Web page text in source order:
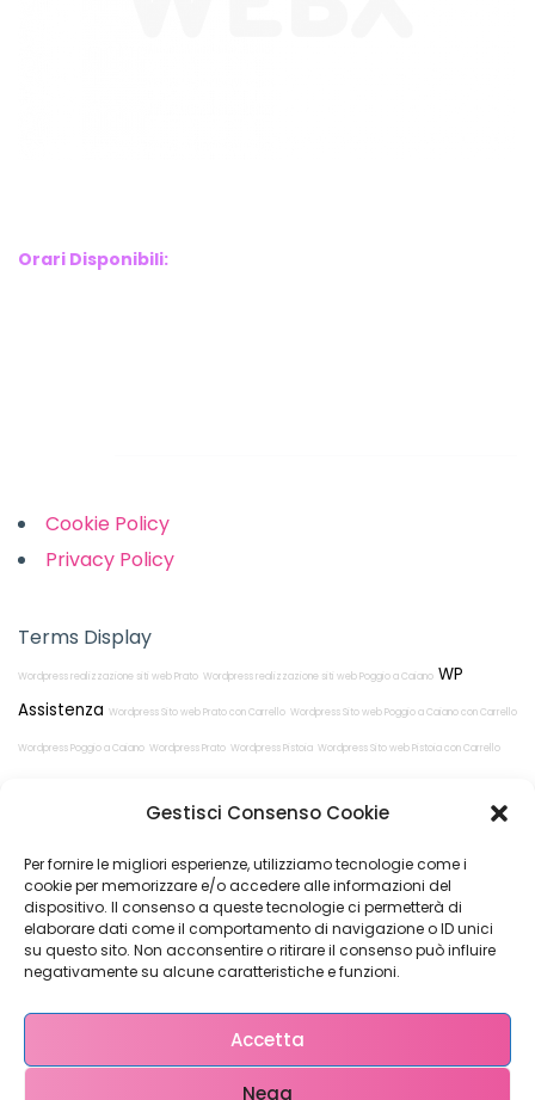
Gestisci Consenso Cookie
Per fornire le migliori esperienze, utilizziamo tecnologie come i
cookie per memorizzare e/o accedere alle informazioni del
dispositivo. Il consenso a queste tecnologie ci permetterà di
elaborare dati come il comportamento di navigazione o ID unici
su questo sito. Non acconsentire o ritirare il consenso può influire
negativamente su alcune caratteristiche e funzioni.
Accetta
Nega
Orari Disponibili:
Cookie Policy
Privacy Policy
Terms Display
Wordpress realizzazione siti web Prato Wordpress realizzazione siti web Poggio a Caiano WP
Assistenza Wordpress Sito web Prato con Carrello Wordpress Sito web Poggio a Caiano con Carrello
Wordpress Poggio a Caiano Wordpress Prato Wordpress Pistoia Wordpress Sito web Pistoia con Carrello
Restiamo in
contatto!